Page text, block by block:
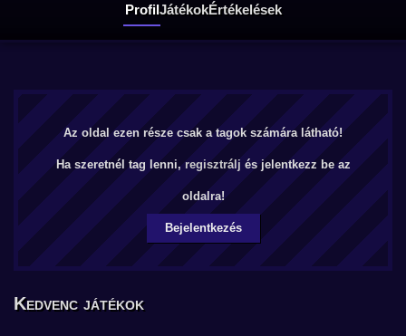
ProfilJátékokÉrtékelések
Az oldal ezen része csak a tagok számára látható!
Ha szeretnél tag lenni, regisztrálj és jelentkezz be az
oldalra!
Bejelentkezés
Kedvenc játékok